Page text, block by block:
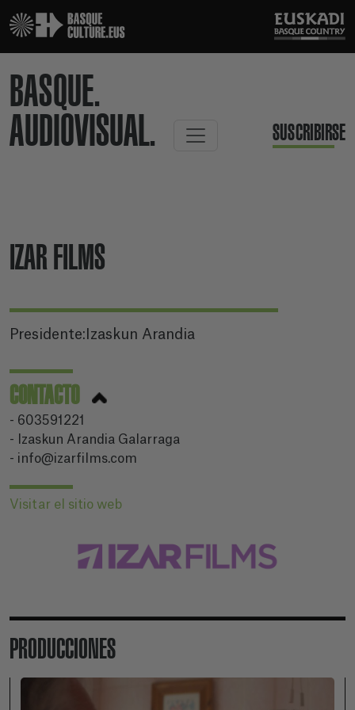
BASQUE.
AUDIOVISUAL.
SUSCRIBIRSE
IZAR FILMS
Presidente:Izaskun Arandia
CONTACTO
- 603591221
- Izaskun Arandia Galarraga
- info@izarfilms.com
Visitar el sitio web
PRODUCCIONES